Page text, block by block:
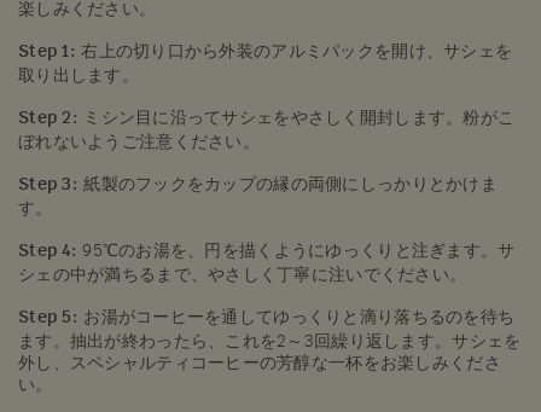
楽しみください。
Step 1:右上の切り口から外装のアルミパックを開け、サシェを
取り出します。
Step 2:
ミシン目に沿ってサシェをやさしく開封します。粉がこ
ぼれないようご注意ください。
Step 3:紙製のフックをカップの縁の両側にしっかりとかけま
す。
Step 4: 95℃のお湯を、円を描くようにゆっくりと注ぎます。サ
シェの中が満ちるまで、やさしく丁寧に注いでください。
Step 5: お湯がコーヒーを通してゆっくりと滴り落ちるのを待ち
ます。抽出が終わったら、これを2～3回繰り返します。サシェを
外し、スペシャルティコーヒーの芳醇な一杯をお楽しみくださ
い。